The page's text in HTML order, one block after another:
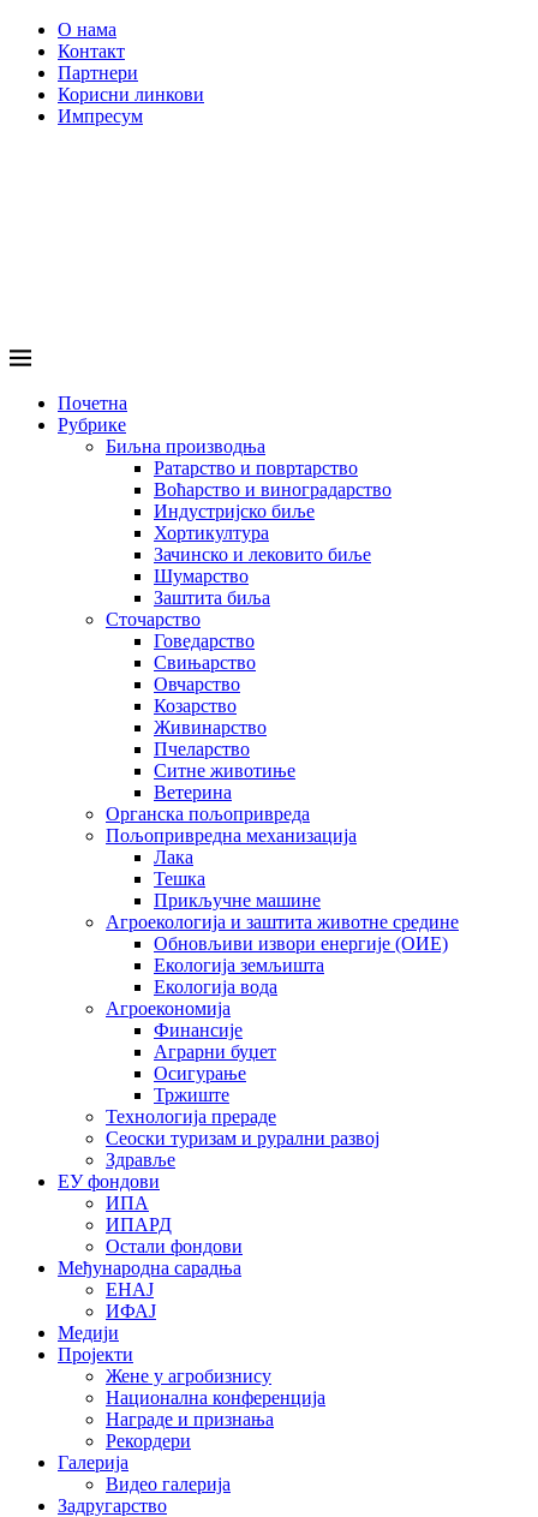
О нама
Контакт
Партнери
Корисни линкови
Импресум
Почетна
Рубрике
Биљна производња
Ратарство и повртарство
Воћарство и виноградарство
Индустријско биље
Хортикултура
Зачинско и лековито биље
Шумарство
Заштита биља
Сточарство
Говедарство
Свињарство
Овчарство
Козарство
Живинарство
Пчеларство
Ситне животиње
Ветерина
Органска пољопривреда
Пољопривредна механизација
Лака
Тешка
Прикључне машине
Агроекологија и заштита животне средине
Обновљиви извори енергије (ОИЕ)
Екологија земљишта
Екологија вода
Агроекономија
Финансије
Аграрни буџет
Осигурање
Тржиште
Технологија прераде
Сеоски туризам и рурални развој
Здравље
ЕУ фондови
ИПА
ИПАРД
Остали фондови
Међународна сарадња
ЕНАЈ
ИФАЈ
Медији
Пројекти
Жене у агробизнису
Национална конференција
Награде и признања
Рекордери
Галерија
Видео галерија
Задругарство